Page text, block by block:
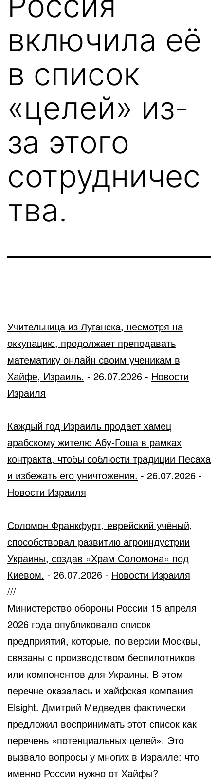
включила её
в список
«целей» из-
за этого
сотрудничес
тва.
Учительница из Луганска, несмотря на
оккупацию, продолжает преподавать
математику онлайн своим ученикам в
Хайфе, Израиль. - 26.07.2026 - Новости
Израиля
Каждый год Израиль продает хамец
арабскому жителю Абу-Гоша в рамках
контракта, чтобы соблюсти традиции Песаха
и избежать его уничтожения. - 26.07.2026 -
Новости Израиля
Соломон Франкфурт, еврейский учёный,
способствовал развитию агроиндустрии
Украины, создав «Храм Соломона» под
Киевом. - 26.07.2026 - Новости Израиля
///
Министерство обороны России 15 апреля
2026 года опубликовало список
предприятий, которые, по версии Москвы,
связаны с производством беспилотников
или компонентов для Украины. В этом
перечне оказалась и хайфская компания
Elsight. Дмитрий Медведев фактически
предложил воспринимать этот список как
перечень «потенциальных целей». Это
вызвало вопросы у многих в Израиле: что
именно России нужно от Хайфы?